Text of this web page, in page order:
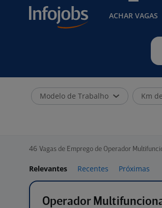
ACHAR VAGAS
Modelo de Trabalho Km
46 Vagas de Emprego de Operador
Relevantes Recentes Próximas
Operador